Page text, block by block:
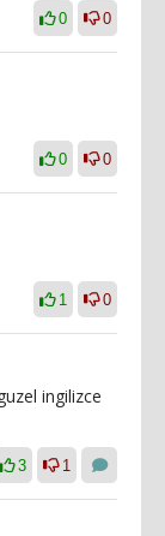
0 0
0 0
1 0
ingilizce
3 1